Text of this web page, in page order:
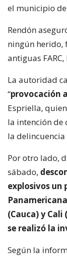
el municipio
Rendón
ningún herido,
antiguas
La autoridad
“provocación
Espriella,
la intención de
la
Por otro lado,
sábado,
explosivos un
(Cauca) y Cali
se realizó la
Según la